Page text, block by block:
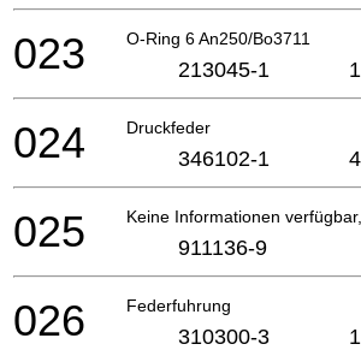
O-Ring 6 An250/Bo3711
023 213045-1
Druckfeder
024 346102-1
Keine Informationen
025 911136-9
Federfuhrung
026 310300-3